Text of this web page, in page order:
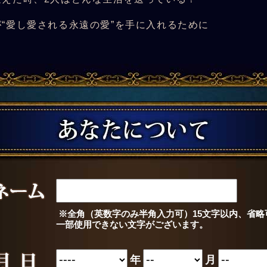
愛し愛される永遠の愛”を手に入れるために
※全角（英数字のみ半角入力可）15文字以内、省略
一部使用できない文字がございます。
年 月